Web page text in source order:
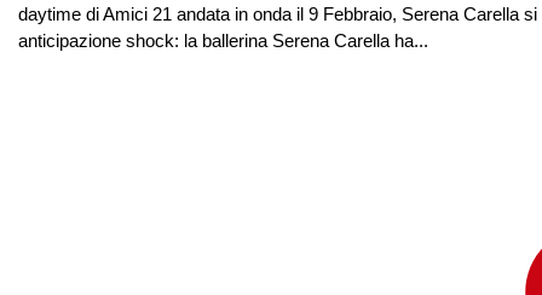
daytime di Amici 21 andata in onda il 9 Febbraio, Serena Carella
anticipazione shock: la ballerina Serena Carella ha...